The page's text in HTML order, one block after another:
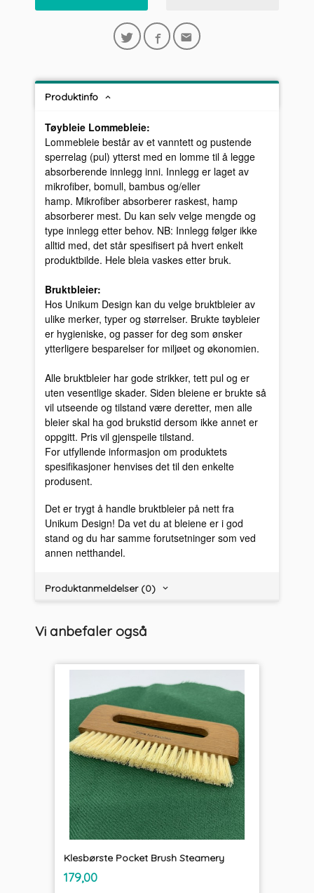
Produktinfo
Tøybleie Lommebleie:
Lommebleie består av et vanntett og pustende
sperrelag (pul) ytterst med en lomme til å legge
absorberende innlegg inni. Innlegg er laget av
mikrofiber, bomull, bambus og/eller
hamp. Mikrofiber absorberer raskest, hamp
absorberer mest. Du kan selv velge mengde og
type innlegg etter behov. NB: Innlegg følger ikke
alltid med, det står spesifisert på hvert enkelt
produktbilde. Hele bleia vaskes etter bruk.
Bruktbleier:
Hos Unikum Design kan du velge bruktbleier av
ulike merker, typer og størrelser. Brukte tøybleier
er hygieniske, og passer for deg som ønsker
ytterligere besparelser for miljøet og økonomien.
Alle bruktbleier har gode strikker, tett pul og er
uten vesentlige skader. Siden bleiene er brukte så
vil utseende og tilstand være deretter, men alle
bleier skal ha god brukstid dersom ikke annet er
oppgitt. Pris vil gjenspeile tilstand.
For utfyllende informasjon om produktets
spesifikasjoner henvises det til den enkelte
produsent.
Det er trygt å handle bruktbleier på nett fra
Unikum Design! Da vet du at bleiene er i god
stand og du har samme forutsetninger som ved
annen netthandel.
Produktanmeldelser (0)
Vi anbefaler også
Klesbørste Pocket Brush Steamery
Pris
179,00inkl.
mva.